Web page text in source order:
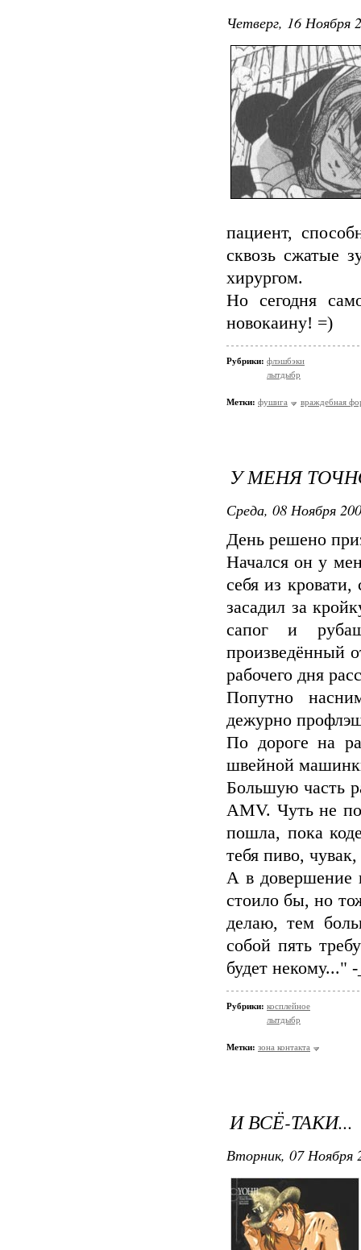
Четверг, 16 Ноября
пациент,
сквозь сжатые
хирургом.
Но сегодня
новокаину! =)
Рубрики: флэшбэки
лытдыбр
Метки: фушига враждебная
У МЕНЯ
Среда, 08 Ноября
День решено
Начался он у
себя из
засадил за
сапог и
произведённый
рабочего дня
Попутно
дежурно
По дороге на
швейной
Большую часть
AMV. Чуть не
пошла, пока
тебя пиво,
А в довершение
стоило бы, но
делаю, тем
собой пять
будет некому..."
Рубрики: косплейное
лытдыбр
Метки: зона контакта
И ВСЁ-ТАКИ...
Вторник, 07 Ноября